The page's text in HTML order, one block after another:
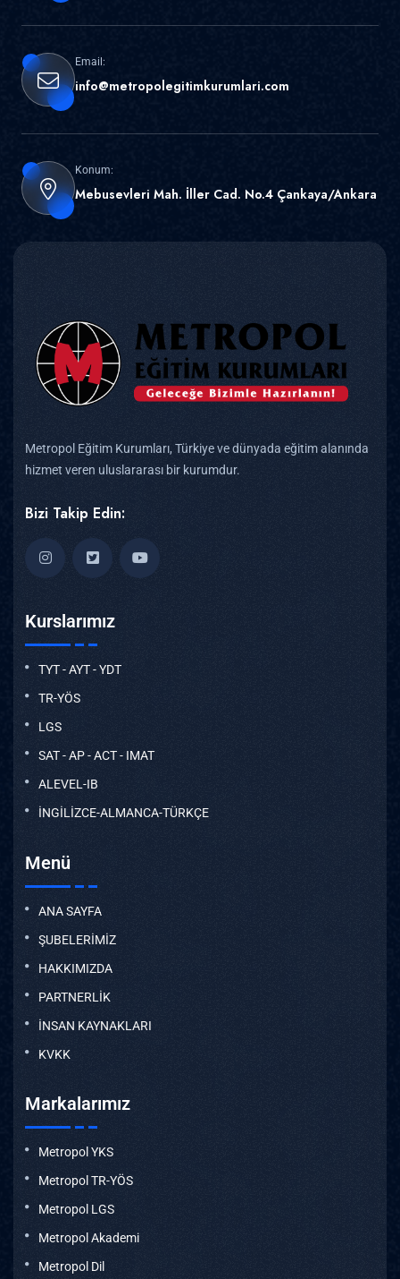
Email:
info@metropolegitimkurumlari.com
Konum:
Mebusevleri Mah. İller Cad. No.4 Çankaya/Ankara
Metropol Eğitim Kurumları, Türkiye ve dünyada eğitim alanında
hizmet veren uluslararası bir kurumdur.
Bizi Takip Edin:
Kurslarımız
TYT - AYT - YDT
TR-YÖS
LGS
SAT - AP - ACT - IMAT
ALEVEL-IB
İNGİLİZCE-ALMANCA-TÜRKÇE
Menü
ANA SAYFA
ŞUBELERİMİZ
HAKKIMIZDA
PARTNERLİK
İNSAN KAYNAKLARI
KVKK
Markalarımız
Metropol YKS
Metropol TR-YÖS
Metropol LGS
Metropol Akademi
Metropol Dil